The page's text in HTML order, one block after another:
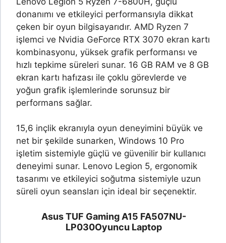
donanımı ve etkileyici performansıyla dikkat
çeken bir oyun bilgisayarıdır. AMD Ryzen 7
işlemci ve Nvidia GeForce RTX 3070 ekran kartı
kombinasyonu, yüksek grafik performansı ve
hızlı tepkime süreleri sunar. 16 GB RAM ve 8 GB
ekran kartı hafızası ile çoklu görevlerde ve
yoğun grafik işlemlerinde sorunsuz bir
performans sağlar.
15,6 inçlik ekranıyla oyun deneyimini büyük ve
net bir şekilde sunarken, Windows 10 Pro
işletim sistemiyle güçlü ve güvenilir bir kullanıcı
deneyimi sunar. Lenovo Legion 5, ergonomik
tasarımı ve etkileyici soğutma sistemiyle uzun
süreli oyun seansları için ideal bir seçenektir.
Asus TUF Gaming A15 FA507NU-
LP030Oyuncu Laptop